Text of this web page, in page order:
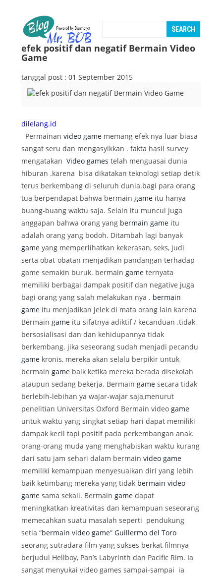
efek positif dan negatif Bermain Video
Game
tanggal post : 01 September 2015
dilelang.id
Permainan video game memang efek nya luar biasa
sangat seru dan mengasyikkan . fakta hasil survey
mengatakan Video games telah menguasai dunia
hiburan .karena bisa dikatakan teknologi setiap detik
terus berkembang di seluruh dunia.bagi para orang
tua berpendapat bahwa bermain game itu hanya
buang-buang waktu saja. Selain itu muncul juga
anggapan bahwa orang yang bermain game itu
adalah orang yang bodoh. Ditambah lagi banyak
game yang memperlihatkan kekerasan, seks, judi
serta obat-obatan menjadikan pandangan terhadap
game semakin buruk. bermain game ternyata
memiliki berbagai dampak positif dan negative juga
bagi orang yang salah melakukan nya . bermain
game itu menjadikan jelek di mata orang lain karena
Bermain game itu sifatnya adiktif / kecanduan .tidak
bersosialisasi dan dan kehidupannya tidak
berkembang. jika seseorang sudah menjadi pecandu
game kronis, mereka akan selalu berpikir untuk
bermain game baik ketika mereka berada disekolah
ataupun sedang bekerja. Bermain game secara tidak
berlebih-lebihan ya wajar-wajar saja,menurut
penelitian Universitas Oxford Bermain video game
untuk waktu yang singkat setiap hari dapat memiliki
dampak kecil tapi positif pada perkembangan anak.
orang-orang muda yang menghabiskan waktu kurang
dari satu jam sehari dalam bermain video game
memiliki kemampuan menyesuaikan diri yang lebih
baik ketimbang mereka yang tidak bermain video
game sama sekali. Bermain game dapat
meningkatkan kreativitas dan kemampuan seseorang
memecahkan suatu masalah seperti pendukung
setia “bermain video game” Guillermo del Toro
seorang sutradara film yang sukses berkat filmnya
berjudul Hellboy, Pan’s Labyrinth dan Pacific Rim. Ia
sangat menyukai video games sampai-sampai ia